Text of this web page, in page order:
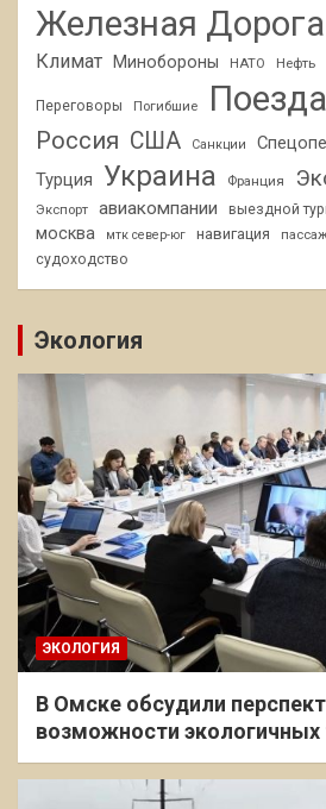
Железная Дорога
Климат Минобороны НАТО Нефть
Переговоры Погибшие Поезда
Россия США Санкции
Турция Украина Франция
Экспорт
авиакомпании выездной
москва мтк север-юг навигация
судоходство
Экология
ЭКОЛОГИЯ
В Омске обсудили
возможности экологичных